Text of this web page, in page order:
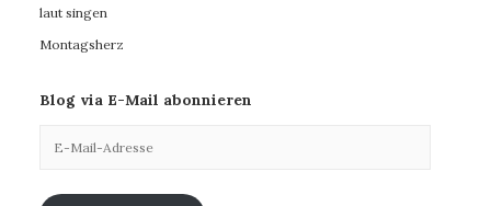
laut singen
Montagsherz
Blog via E-Mail abonnieren
Mail-